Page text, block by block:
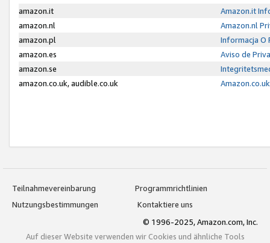
amazon.it
Amazon.it
amazon.nl
Amazon.nl
amazon.pl
Informacja O
amazon.es
Aviso de
amazon.se
amazon.co.uk, audible.co.uk
Teilnahmevereinbarung
Programmrichtlinien
Nutzungsbestimmungen
Kontaktiere uns
© 1996-2025, Amazon.com, Inc.
Auf dieser Website verwenden wir Cookies und ähnliche Tools